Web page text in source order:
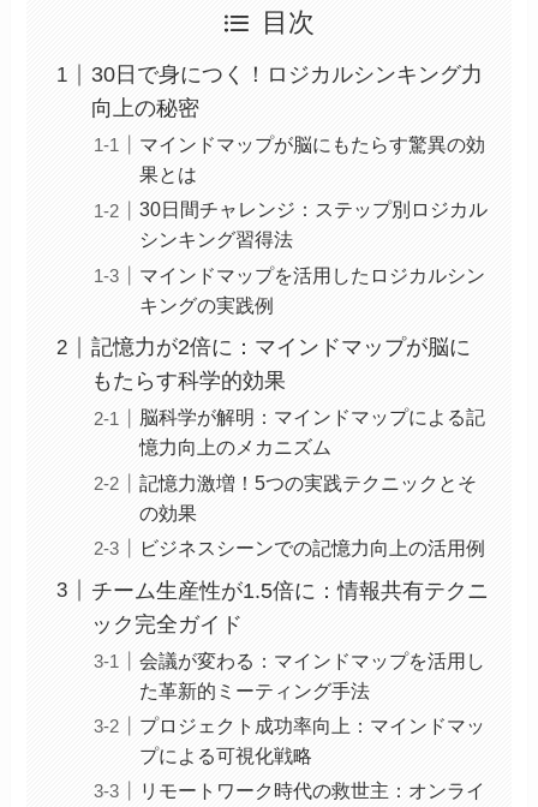
目次
30日で身につく！ロジカルシンキング力
向上の秘密
マインドマップが脳にもたらす驚異の効
果とは
30日間チャレンジ：ステップ別ロジカル
シンキング習得法
マインドマップを活用したロジカルシン
キングの実践例
記憶力が2倍に：マインドマップが脳に
もたらす科学的効果
脳科学が解明：マインドマップによる記
憶力向上のメカニズム
記憶力激増！5つの実践テクニックとそ
の効果
ビジネスシーンでの記憶力向上の活用例
チーム生産性が1.5倍に：情報共有テクニ
ック完全ガイド
会議が変わる：マインドマップを活用し
た革新的ミーティング手法
プロジェクト成功率向上：マインドマッ
プによる可視化戦略
リモートワーク時代の救世主：オンライ